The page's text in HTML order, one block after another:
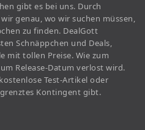
gibt es bei uns. Durch
genau, wo wir suchen müssen,
zu finden. DealGott
Schnäppchen und Deals,
mit tollen Preise. Wie zum
Release-Datum verlost wird.
Test-Artikel oder
Kontingent gibt.